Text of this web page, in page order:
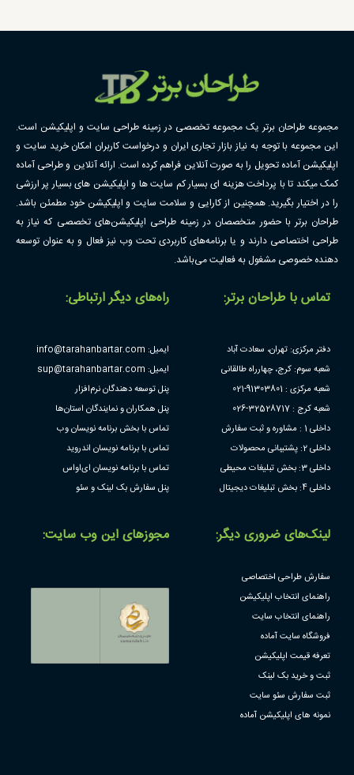
مجموعه طراحان برتر یک مجموعه تخصصی در زمینه طراحی سایت و اپلیکیشن است.
این مجموعه با توجه به نیاز بازار تجاری ایران و درخواست کاربران امکان خرید سایت و
اپلیکیشن آماده تحویل را به صورت آنلاین فراهم کرده است. ارائه آنلاین و طراحی آماده
کمک میکند تا با پرداخت هزینه ای بسیار کم سایت ها و اپلیکیشن های بسیار پر ارزشی
را در اختیار بگیرید. همچنین از کارایی و سلامت سایت و اپلیکیشن خود مطمئن باشد.
طراحان برتر با حضور متخصصان در زمینه طراحی اپلیکیشن‌های تخصصی که نیاز به
طراحی اختصاصی دارند و یا برنامه‌های کاربردی تحت وب نیز فعال و به عنوان توسعه
دهنده خصوصی مشغول به فعالیت می‌باشد.
تماس با طراحان برتر:
دفتر مرکزی: تهران، سعادت آباد
شعبه سوم: کرج، چهارراه طالقانی
شعبه مرکزی : 91303801-021
شعبه کرج : 32528717-026
داخلی 1 : مشاوره و ثبت سفارش
داخلی 2: پشتیبانی محصولات
داخلی 3: بخش تبلیغات محیطی
داخلی 4: بخش تبلیغات دیجیتال
راه‌های دیگر ارتباطی:
ایمیل: info@tarahanbartar.com
ایمیل: sup@tarahanbartar.com
پنل توسعه دهندگان نرم‌افزار
پنل همکاران و نمایندگان استان‌ها
تماس با بخش برنامه نویسان وب
تماس با برنامه نویسان اندروید
تماس با برنامه نویسان ای‌او‌اس
پنل سفارش بک لینک و سئو
لینک‌های ضروری دیگر:
سفارش طراحی اختصاصی
راهنمای انتخاب اپلیکیشن
راهنمای انتخاب سایت
فروشگاه سایت آماده
تعرفه قیمت اپلیکیشن
ثبت و خرید بک لینک
ثبت سفارش سئو سایت
نمونه های اپلیکیشن آماده
مجوز‌های این وب سایت: